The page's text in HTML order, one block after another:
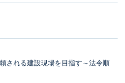
される建設現場を目指す～法令順